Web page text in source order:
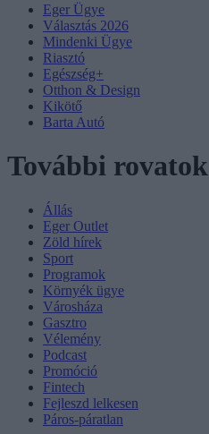
Eger Ügye
Választás 2026
Mindenki Ügye
Riasztó
Egészség+
Otthon & Design
Kikötő
Barta Autó
További rovatok
Állás
Eger Outlet
Zöld hírek
Sport
Programok
Környék ügye
Városháza
Gasztro
Vélemény
Podcast
Promóció
Fintech
Fejleszd lelkesen
Páros-páratlan